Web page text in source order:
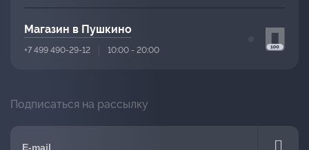
Магазин в Пушкино
+7 499 490-29-12 10:00 - 20:00
Подписаться на рассылку